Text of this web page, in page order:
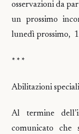
osservazioni da
un prossimo
lunedì prossimo,
* * *
Abilitazioni
Al termine
comunicato che